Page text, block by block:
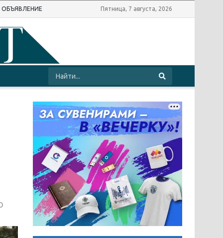
ОБЪЯВЛЕНИЕ Пятница, 7 августа, 2026